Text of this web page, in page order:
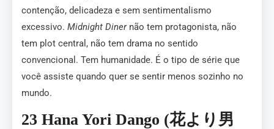
contenção, delicadeza e sem sentimentalismo
excessivo. Midnight Dinernão tem protagonista, não
tem plot central, não tem drama no sentido
convencional. Tem humanidade. É o tipo de série que
você assiste quando quer se sentir menos sozinho no
mundo.
23 Hana Yori Dango (花より男